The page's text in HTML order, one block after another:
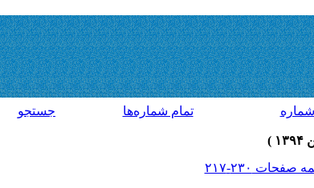
تمام شماره‌ها جستجو